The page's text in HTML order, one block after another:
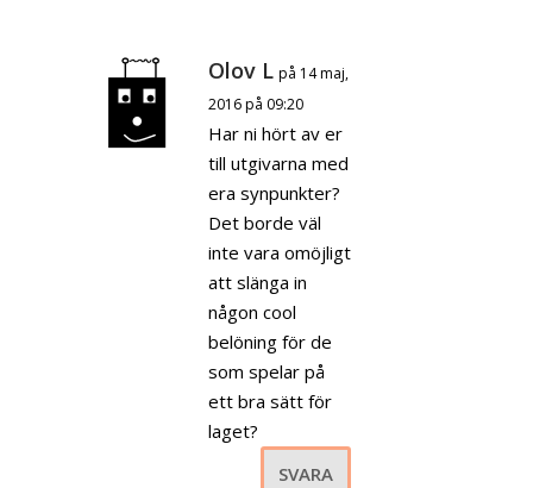
Olov L på 14 maj,
2016 på 09:20
Har ni hört av er
till utgivarna med
era synpunkter?
Det borde väl
inte vara omöjligt
att slänga in
någon cool
belöning för de
som spelar på
ett bra sätt för
laget?
SVARA